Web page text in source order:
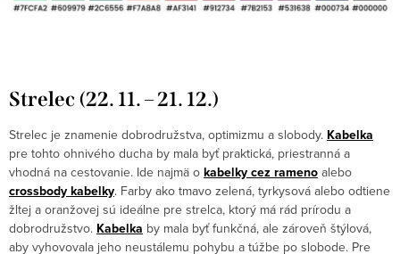
Strelec (22. 11. – 21. 12.)
Strelec je znamenie dobrodružstva, optimizmu a slobody. Kabelka
pre tohto ohnivého ducha by mala byť praktická, priestranná a
vhodná na cestovanie. Ide najmä o kabelky cez rameno alebo
crossbody kabelky. Farby ako tmavo zelená, tyrkysová alebo odtiene
žltej a oranžovej sú ideálne pre strelca, ktorý má rád prírodu a
dobrodružstvo. Kabelka by mala byť funkčná, ale zároveň štýlová,
aby vyhovovala jeho neustálemu pohybu a túžbe po slobode. Pre